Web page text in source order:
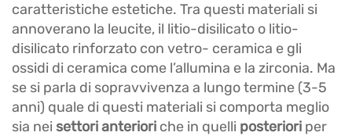
caratteristiche estetiche. Tra questi materiali si
annoverano la leucite, il litio-disilicato o litio-
disilicato rinforzato con vetro- ceramica e gli
ossidi di ceramica come l’allumina e la zirconia. Ma
se si parla di sopravvivenza a lungo termine (3-5
anni) quale di questi materiali si comporta meglio
sia nei settori anteriori che in quelli posteriori per